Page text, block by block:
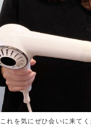
れを気にぜひ会いに来てく